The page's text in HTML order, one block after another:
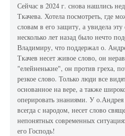
Сейчас в 2024 г. снова нашлись
Ткачева. Хотела посмотреть, где
словам в его защиту, а увидела
несколько лет назад было нечто
Владимиру, что поддержал о.
Ткачев несет живое слово, он
"елейненькие", он против греха,
резкое слово. Только люди все
основанное на вере, а также
оперировать знаниями. У
всегда с народом, несет слово
непонятных современных
его Господь!